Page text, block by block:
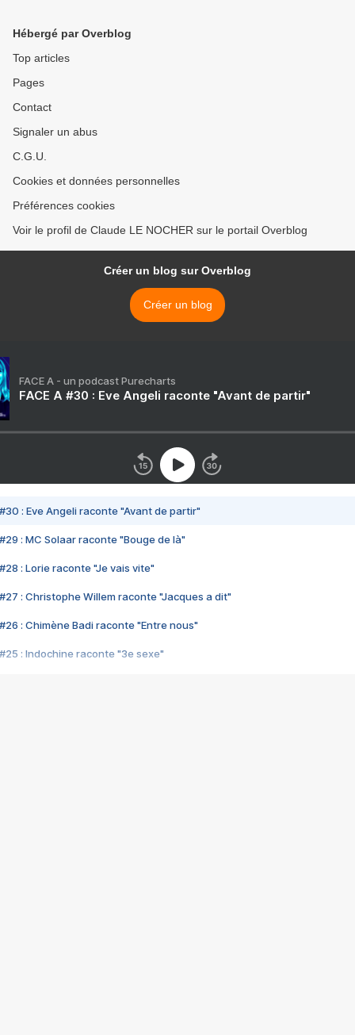
Hébergé par Overblog
Top articles
Pages
Contact
Signaler un abus
C.G.U.
Cookies et données personnelles
Préférences cookies
Voir le profil de Claude LE NOCHER sur le portail Overblog
Créer un blog sur Overblog
Créer un blog
FACE A - un podcast Purecharts
FACE A #30 : Eve Angeli raconte "Avant de partir"
#30 : Eve Angeli raconte "Avant de partir"
#29 : MC Solaar raconte "Bouge de là"
#28 : Lorie raconte "Je vais vite"
#27 : Christophe Willem raconte "Jacques a dit"
#26 : Chimène Badi raconte "Entre nous"
#25 : Indochine raconte "3e sexe"